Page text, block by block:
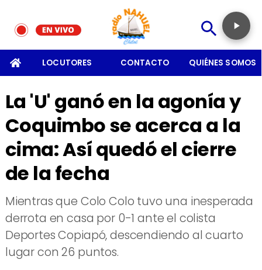
LOCUTORES CONTACTO QUIÉNES SOMOS
La 'U' ganó en la agonía y
Coquimbo se acerca a la
cima: Así quedó el cierre
de la fecha
Mientras que Colo Colo tuvo una inesperada
derrota en casa por 0-1 ante el colista
Deportes Copiapó, descendiendo al cuarto
lugar con 26 puntos.